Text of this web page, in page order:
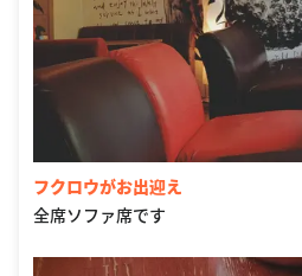
フクロウがお出迎え
全席ソファ席です